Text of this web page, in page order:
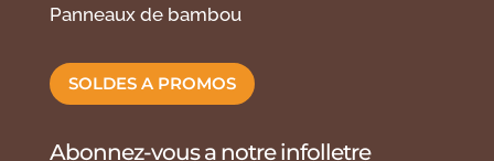
Panneaux de bambou
SOLDES A PROMOS
Abonnez-vous a notre infolletre